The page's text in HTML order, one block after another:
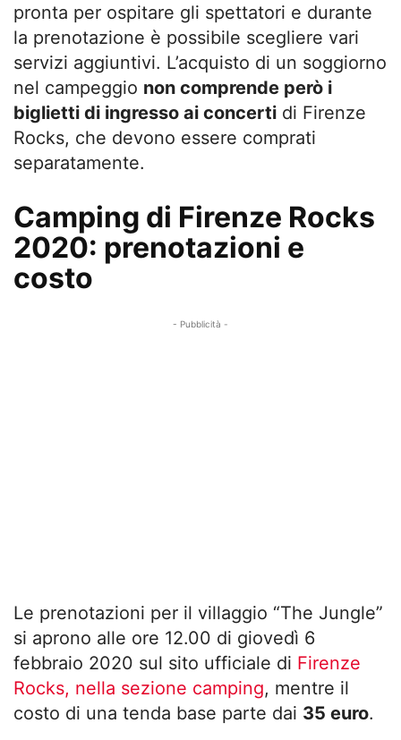
pronta per ospitare gli spettatori e durante
la prenotazione è possibile scegliere vari
servizi aggiuntivi. L’acquisto di un soggiorno
nel campeggio non comprende però i
biglietti di ingresso ai concerti di Firenze
Rocks, che devono essere comprati
separatamente.
Camping di Firenze Rocks
2020: prenotazioni e
costo
- Pubblicità -
Le prenotazioni per il villaggio “The Jungle”
si aprono alle ore 12.00 di giovedì 6
febbraio 2020 sul sito ufficiale di Firenze
Rocks, nella sezione camping, mentre il
costo di una tenda base parte dai 35 euro.